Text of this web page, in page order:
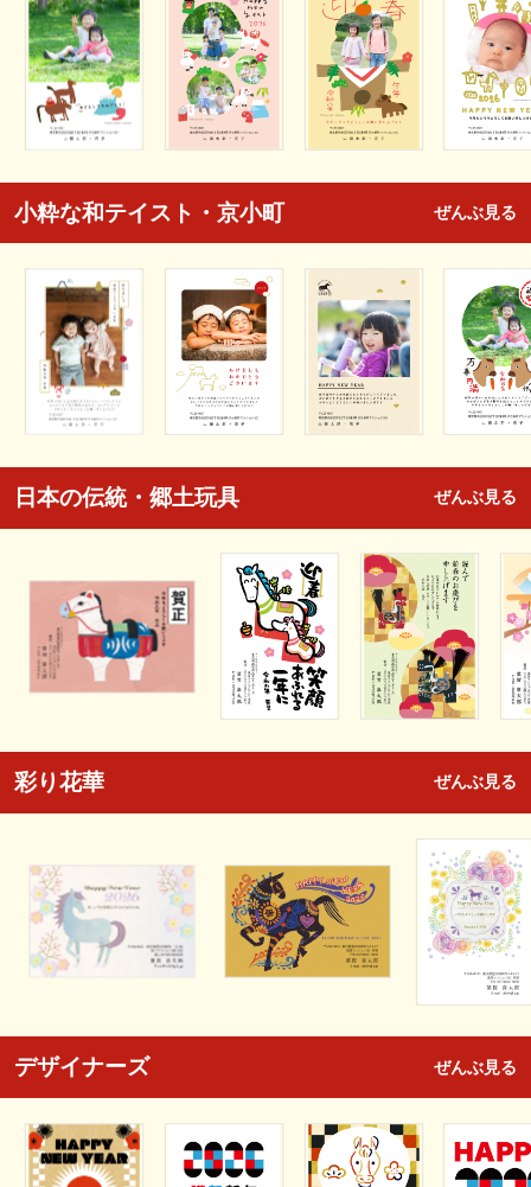
小粋な和テイスト・京小町 ぜんぶ見る
日本の伝統・郷土玩具 ぜんぶ見る
彩り花華 ぜんぶ見る
デザイナーズ ぜんぶ見る